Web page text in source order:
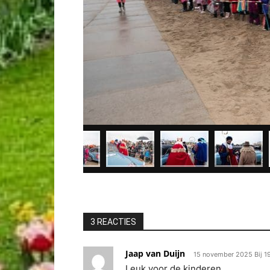
3 REACTIES
Jaap van Duijn 15 november 2025 Bij